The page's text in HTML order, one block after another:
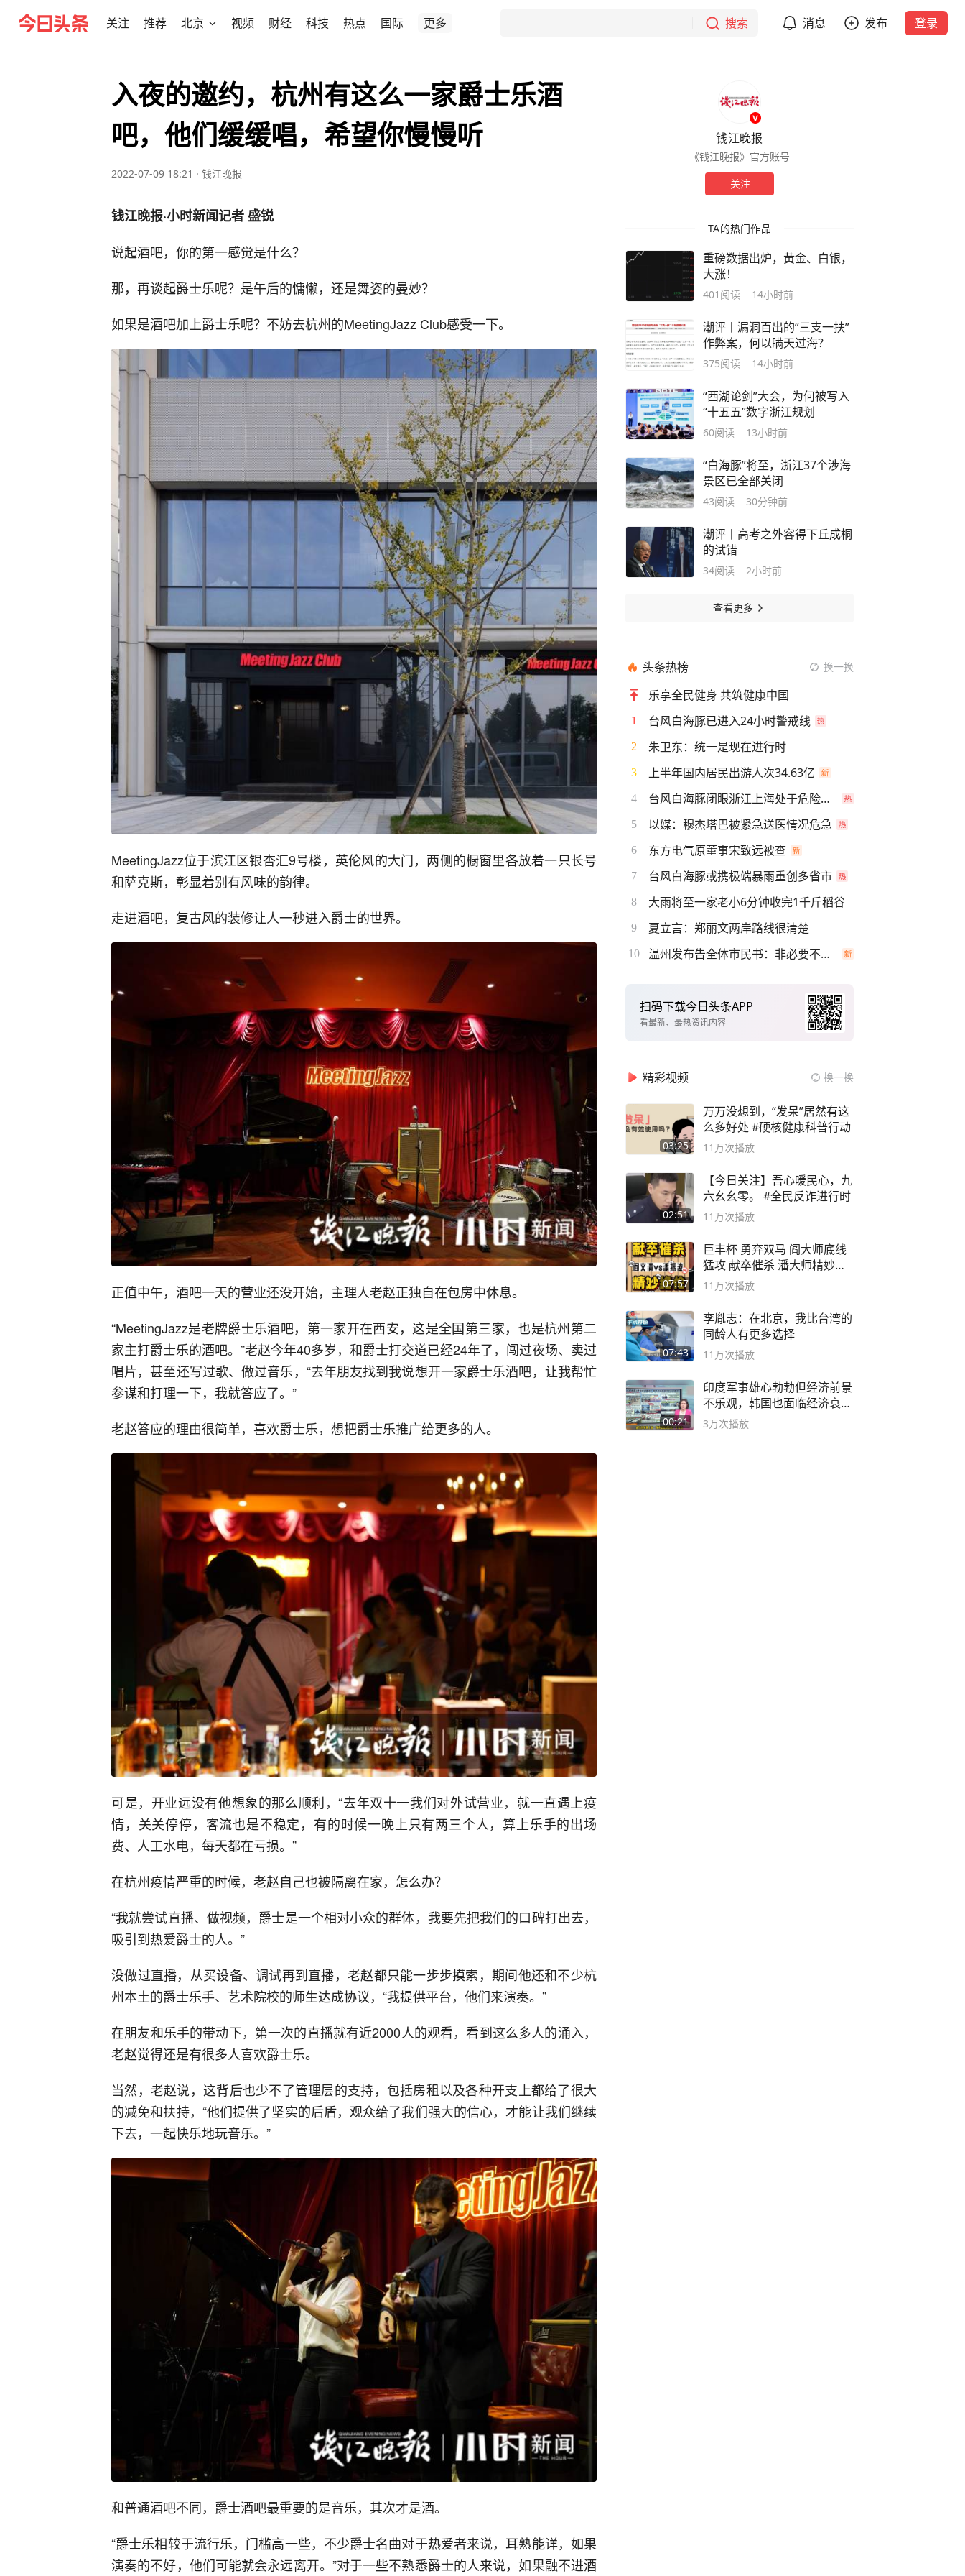
关注 推荐 北京 视频 财经 科技 热点 国际 更多 搜索 消息 发布 登录
入夜的邀约，杭州有这么一家爵士乐酒
吧，他们缓缓唱，希望你慢慢听
2022-07-09 18:21 · 钱江晚报
钱江晚报·小时新闻记者 盛锐
说起酒吧，你的第一感觉是什么？
那，再谈起爵士乐呢？是午后的慵懒，还是舞姿的曼妙？
如果是酒吧加上爵士乐呢？不妨去杭州的MeetingJazz Club感受一下。
MeetingJazz位于滨江区银杏汇9号楼，英伦风的大门，两侧的橱窗里各放着一只长号
和萨克斯，彰显着别有风味的韵律。
走进酒吧，复古风的装修让人一秒进入爵士的世界。
正值中午，酒吧一天的营业还没开始，主理人老赵正独自在包房中休息。
“MeetingJazz是老牌爵士乐酒吧，第一家开在西安，这是全国第三家，也是杭州第二
家主打爵士乐的酒吧。”老赵今年40多岁，和爵士打交道已经24年了，闯过夜场、卖过
唱片，甚至还写过歌、做过音乐，“去年朋友找到我说想开一家爵士乐酒吧，让我帮忙
参谋和打理一下，我就答应了。”
老赵答应的理由很简单，喜欢爵士乐，想把爵士乐推广给更多的人。
可是，开业远没有他想象的那么顺利，“去年双十一我们对外试营业，就一直遇上疫
情，关关停停，客流也是不稳定，有的时候一晚上只有两三个人，算上乐手的出场
费、人工水电，每天都在亏损。”
在杭州疫情严重的时候，老赵自己也被隔离在家，怎么办？
“我就尝试直播、做视频，爵士是一个相对小众的群体，我要先把我们的口碑打出去，
吸引到热爱爵士的人。”
没做过直播，从买设备、调试再到直播，老赵都只能一步步摸索，期间他还和不少杭
州本土的爵士乐手、艺术院校的师生达成协议，“我提供平台，他们来演奏。”
在朋友和乐手的带动下，第一次的直播就有近2000人的观看，看到这么多人的涌入，
老赵觉得还是有很多人喜欢爵士乐。
当然，老赵说，这背后也少不了管理层的支持，包括房租以及各种开支上都给了很大
的减免和扶持，“他们提供了坚实的后盾，观众给了我们强大的信心，才能让我们继续
下去，一起快乐地玩音乐。”
和普通酒吧不同，爵士酒吧最重要的是音乐，其次才是酒。
“爵士乐相较于流行乐，门槛高一些，不少爵士名曲对于热爱者来说，耳熟能详，如果
演奏的不好，他们可能就会永远离开。”对于一些不熟悉爵士的人来说，如果融不进酒
钱江晚报
《钱江晚报》官方账号
关注
TA的热门作品
重磅数据出炉，黄金、白银，
大涨！
401 阅读 14小时前
潮评丨漏洞百出的“三支一扶”
作弊案，何以瞒天过海？
375阅读 14小时前
“西湖论剑”大会，为何被写入
“十五五”数字浙江规划
60阅读 13小时前
“白海豚”将至，浙江37个涉海
景区已全部关闭
43阅读 30分钟前
潮评丨高考之外容得下丘成桐
的试错
34阅读 2小时前
查看更多
头条热榜 换一换
乐享全民健身 共筑健康中国
1 台风白海豚已进入24小时警戒线
2 朱卫东：统一是现在进行时
3 上半年国内居民出游人次34.63亿
4 台风白海豚闭眼浙江上海处于危险半圆
5 以媒：穆杰塔巴被紧急送医情况危急
6 东方电气原董事宋致远被查
7 台风白海豚或携极端暴雨重创多省市
8 大雨将至一家老小6分钟收完1千斤稻谷
9 夏立言：郑丽文两岸路线很清楚
10 温州发布告全体市民书：非必要不外出
扫码下载今日头条APP
看最新、最热资讯内容
精彩视频 换一换
03:25
万万没想到，“发呆”居然有这
么多好处 #硬核健康科普行动
11万次播放
02:51
【今日关注】吾心暖民心，九
六幺幺零。 #全民反诈进行时
11万次播放
07:57
巨丰杯 勇弃双马 阎大师底线
猛攻 献卒催杀 潘大师精妙入
局
11万次播放
07:43
李胤志：在北京，我比台湾的
同龄人有更多选择
11万次播放
00:21
印度军事雄心勃勃但经济前景
不乐观，韩国也面临经济衰退
风险
3万次播放